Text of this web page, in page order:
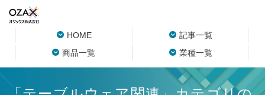
HOME
記事一覧
商品一覧
業種一覧